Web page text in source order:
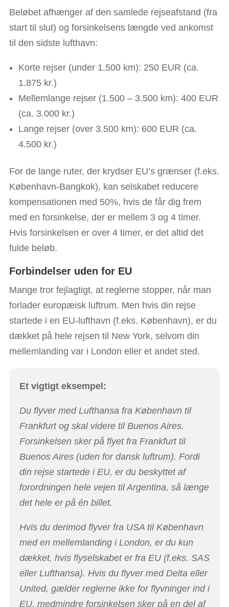
Beløbet afhænger af den samlede rejseafstand (fra
start til slut) og forsinkelsens længde ved ankomst
til den sidste lufthavn:
Korte rejser (under 1.500 km): 250 EUR (ca.
1.875 kr.)
Mellemlange rejser (1.500 – 3.500 km): 400 EUR
(ca. 3.000 kr.)
Lange rejser (over 3.500 km): 600 EUR (ca.
4.500 kr.)
For de lange ruter, der krydser EU’s grænser (f.eks.
København-Bangkok), kan selskabet reducere
kompensationen med 50%, hvis de får dig frem
med en forsinkelse, der er mellem 3 og 4 timer.
Hvis forsinkelsen er over 4 timer, er det altid det
fulde beløb.
Forbindelser uden for EU
Mange tror fejlagtigt, at reglerne stopper, når man
forlader europæisk luftrum. Men hvis din rejse
startede i en EU-lufthavn (f.eks. København), er du
dækket på hele rejsen til New York, selvom din
mellemlanding var i London eller et andet sted.
Et vigtigt eksempel:
Du flyver med Lufthansa fra København til
Frankfurt og skal videre til Buenos Aires.
Forsinkelsen sker på flyet fra Frankfurt til
Buenos Aires (uden for dansk luftrum). Fordi
din rejse startede i EU, er du beskyttet af
forordningen hele vejen til Argentina, så længe
det hele er på én billet.
Hvis du derimod flyver fra USA til København
med en mellemlanding i London, er du kun
dækket, hvis flyselskabet er fra EU (f.eks. SAS
eller Lufthansa). Hvis du flyver med Delta eller
United, gælder reglerne ikke for flyvninger ind i
EU, medmindre forsinkelsen sker på en del af